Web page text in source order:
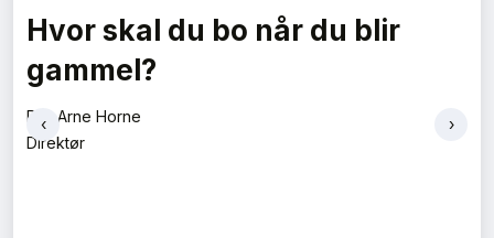
Skal dagslys bli et klasseskille
i boligmarkedet?
Helga Iselin Wåseth og Veronika Zaikina
Fagansvarlig og førsteamanuensis
‹ ›